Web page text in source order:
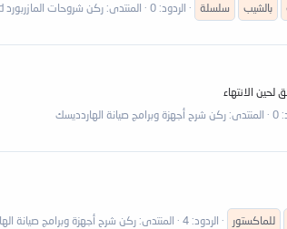
بالشيب سلسلة الردود: 0 المنتدى: ركن شروحات المازربورد Motherboard
الانتهاء
المنتدى: ركن شرح أجهزة وبرامج صيانة الهاردديسك
للماكستور الردود: 4 المنتدى: ركن شرح أجهزة وبرامج صيانة